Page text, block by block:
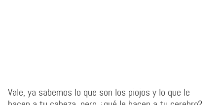
Vale, ya sabemos lo que son los piojos y lo que le